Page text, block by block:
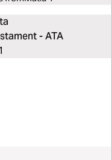
- ATA